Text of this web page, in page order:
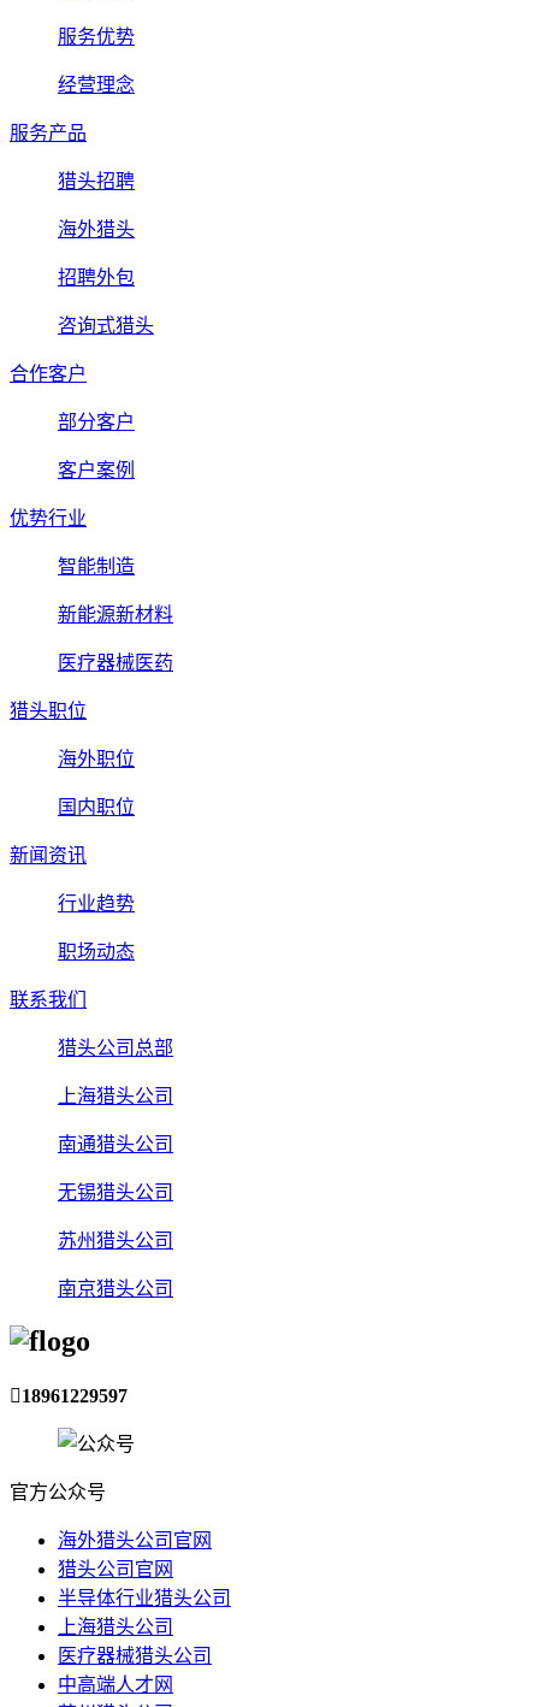
服务优势
经营理念
服务产品
猎头招聘
海外猎头
招聘外包
咨询式猎头
合作客户
部分客户
客户案例
优势行业
智能制造
新能源新材料
医疗器械医药
猎头职位
海外职位
国内职位
新闻资讯
行业趋势
职场动态
联系我们
猎头公司总部
上海猎头公司
南通猎头公司
无锡猎头公司
苏州猎头公司
南京猎头公司
18961229597
官方公众号
海外猎头公司官网
猎头公司官网
半导体行业猎头公司
上海猎头公司
医疗器械猎头公司
中高端人才网